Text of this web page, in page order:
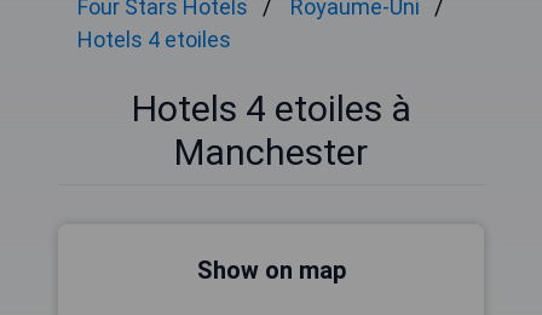
Four Stars Hotels
Royaume-Uni
Hotels 4 etoiles
Hotels 4 etoiles à
Manchester
Show on map